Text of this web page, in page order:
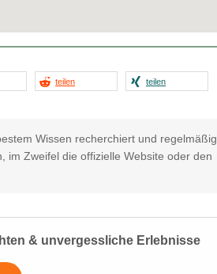
teilen teilen
Wissen recherchiert und regelmäßig
im Zweifel die offizielle Website oder den
& unvergessliche Erlebnisse